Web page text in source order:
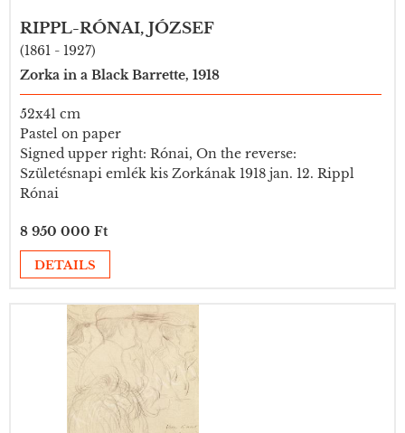
RIPPL-RÓNAI, JÓZSEF
(1861 - 1927)
Zorka in a Black Barrette, 1918
52x41 cm
Pastel on paper
Signed upper right: Rónai, On the reverse:
Születésnapi emlék kis Zorkának 1918 jan. 12. Rippl
Rónai
8 950 000 Ft
DETAILS